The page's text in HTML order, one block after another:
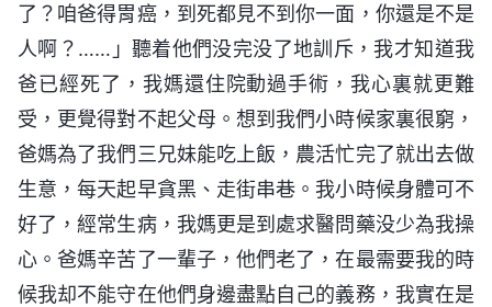
了？咱爸得胃癌，到死都見不到你一面，你還是不是
人啊？……」聽着他們没完没了地訓斥，我才知道我
爸已經死了，我媽還住院動過手術，我心裏就更難
受，更覺得對不起父母。想到我們小時候家裏很窮，
爸媽為了我們三兄妹能吃上飯，農活忙完了就出去做
生意，每天起早貪黑、走街串巷。我小時候身體可不
好了，經常生病，我媽更是到處求醫問藥没少為我操
心。爸媽辛苦了一輩子，他們老了，在最需要我的時
候我却不能守在他們身邊盡點自己的義務，我實在是